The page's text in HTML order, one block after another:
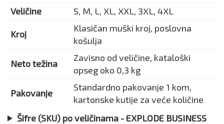
Veličine
S, M, L, XL, XXL, 3XL, 4XL
Kroj
Klasičan muški kroj, poslovna
košulja
Neto težina
Zavisno od veličine, kataloški
opseg oko 0,3 kg
Pakovanje
Standardno pakovanje 1 kom,
kartonske kutije za veće količine
Šifre (SKU) po veličinama - EXPLODE BUSINESS